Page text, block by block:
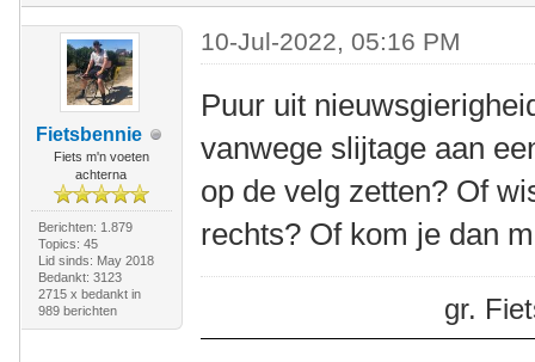
Fietsbennie
Fiets m'n voeten
achterna
Berichten: 1.879
Topics: 45
Lid sinds: May 2018
Bedankt: 3123
2715 x bedankt in
989 berichten
10-Jul-2022, 05:16 PM
Puur uit
vanwege slijtage aan
op de velg zetten? Of
rechts? Of kom je dan
gr.